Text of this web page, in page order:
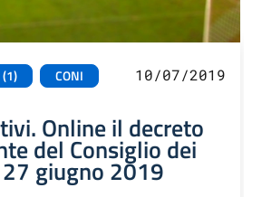
CONI 10/07/2019
Online il decreto
del Consiglio dei
giugno 2019